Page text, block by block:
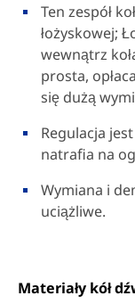
Ten zespół
łożyskowej;
wewnątrz
prosta,
się dużą
Regulacja
natrafia na
Wymiana i
uciążliwe.
Materiały kół